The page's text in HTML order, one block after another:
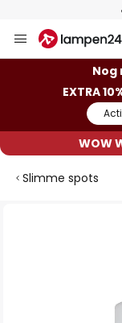
naar
Nog
EXTRA
WOW
Slimme spots